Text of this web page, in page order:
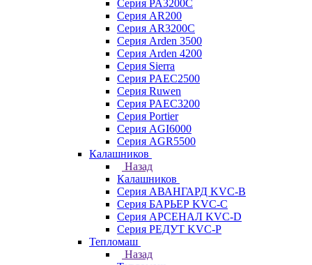
Серия PA3200C
Серия AR200
Серия AR3200C
Серия Arden 3500
Серия Arden 4200
Серия Sierra
Серия PAEC2500
Серия Ruwen
Серия PAEC3200
Серия Portier
Серия AGI6000
Серия AGR5500
Калашников
Назад
Калашников
Серия АВАНГАРД KVC-B
Серия БАРЬЕР KVC-C
Серия АРСЕНАЛ KVC-D
Серия РЕДУТ KVC-P
Тепломаш
Назад